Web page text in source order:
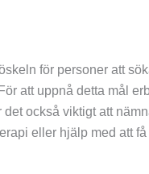
för personer att
att uppnå detta mål
också viktigt att
eller hjälp med att